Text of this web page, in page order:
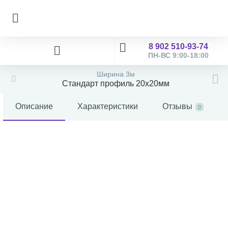
8 902 510-93-74
ПН-ВС 9:00-18:00
Ширина 3м
Стандарт профиль 20х20мм
Описание Характеристики Отзывы 0